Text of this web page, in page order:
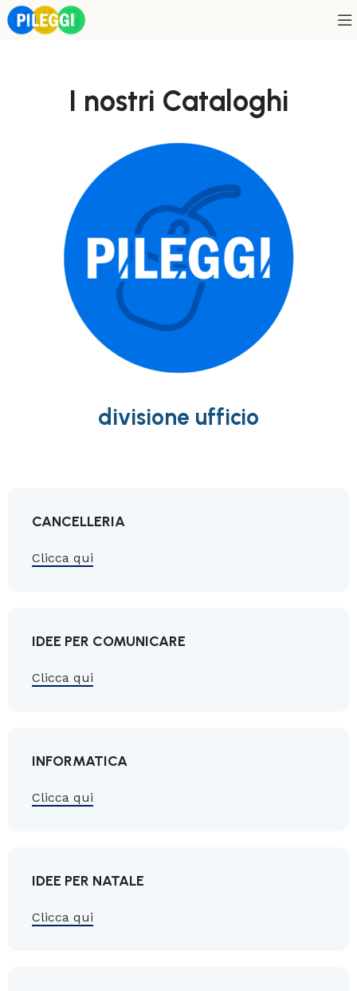
I nostri Cataloghi
divisione ufficio
CANCELLERIA
Clicca qui
IDEE PER COMUNICARE
Clicca qui
INFORMATICA
Clicca qui
IDEE PER NATALE
Clicca qui